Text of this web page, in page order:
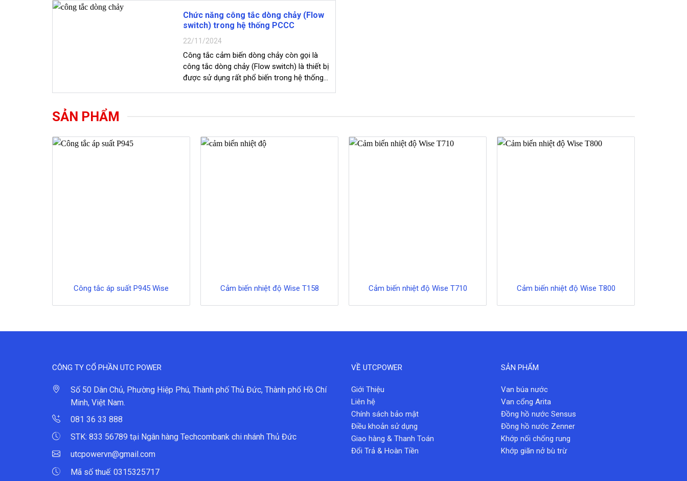
một công tắc điện. Công tắc dòng chảy
thường được sử dụng...
Chức năng công tắc dòng chảy (Flow
switch) trong hệ thống PCCC
22/11/2024
Công tắc cảm biến dòng chảy còn gọi là
công tắc dòng chảy (Flow switch) là thiết bị
được sử dụng rất phổ biến trong hệ thống
SẢN PHẨM
Công tắc áp suất P945 Wise Cảm biến nhiệt độ Wise T158 Cảm biến nhiệt độ Wise T710 Cảm biến nhiệt độ Wise T800
CÔNG TY CỔ PHẦN UTC POWER
Số 50 Dân Chủ, Phường Hiệp Phú, Thành phố Thủ Đức, Thành phố Hồ Chí
Minh, Việt Nam.
081 36 33 888
STK: 833 56789 tại Ngân hàng Techcombank chi nhánh Thủ Đức
utcpowervn@gmail.com
Mã số thuế: 0315325717
VỀ UTCPOWER
Giới Thiệu
Liên hệ
Chính sách bảo mật
Điều khoản sử dụng
Giao hàng & Thanh Toán
Đổi Trả & Hoàn Tiền
SẢN PHẨM
Van búa nước
Van cổng Arita
Đồng hồ nước Sensus
Đồng hồ nước Zenner
Khớp nối chống rung
Khớp giãn nở bù trừ